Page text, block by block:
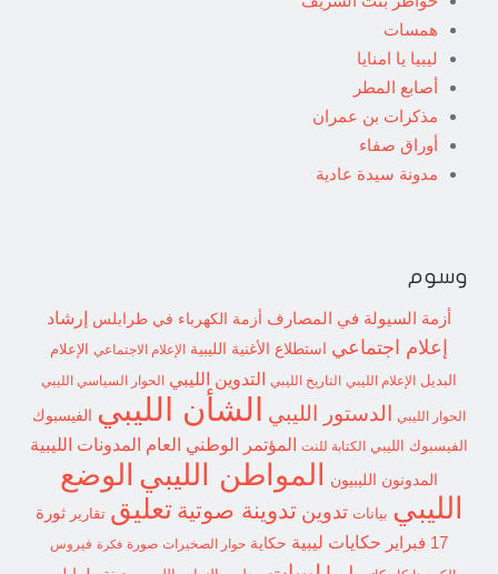
همسات
ليبيا يا امنايا
أصابع المطر
مذكرات بن عمران
أوراق صفاء
مدونة سيدة عادية
وسوم
أزمة السيولة في المصارف أزمة الكهرباء في طرابلس إرشاد
إعلام اجتماعي استطلاع الأغنية الليبية الإعلام الاجتماعي
الإعلام
البديل الإعلام الليبي التاريخ الليبي التدوين الليبي الحوار السياسي الليبي
الحوار الليبي الدستور الليبي الشأن الليبي الفيسبوك
الفيسبوك الليبي الكتابة للنت المؤتمر الوطني العام المدونات الليبية
المدونون الليبيون المواطن الليبي الوضع
الليبي بيانات تدوين تدوينة صوتية تعليق تقارير
ثورة
17 فبراير
حكايات ليبية حكاية حوار الصخيرات صورة فكرة فيروس